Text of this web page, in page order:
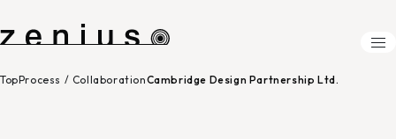
TopProcess / CollaborationCambridge Design Partnership Ltd.